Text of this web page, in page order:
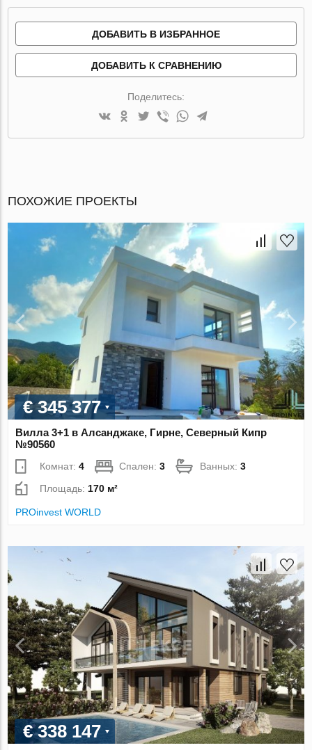
ДОБАВИТЬ В ИЗБРАННОЕ
ДОБАВИТЬ К СРАВНЕНИЮ
Поделитесь:
ПОХОЖИЕ ПРОЕКТЫ
€ 345 377
Вилла 3+1 в Алсанджаке, Гирне, Северный Кипр
№90560
Комнат:4 Спален:3 Ванных:3
Площадь:170 м²
PROinvest WORLD
€ 338 147